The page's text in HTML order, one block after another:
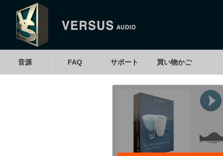
音源 FAQ サポート 買い物かご